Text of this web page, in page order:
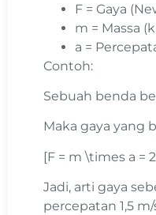
F = Gaya
m = Massa
a =
Contoh:
Sebuah benda
Maka gaya yang
[F = m \times a =
Jadi, arti gaya
percepatan 1,5